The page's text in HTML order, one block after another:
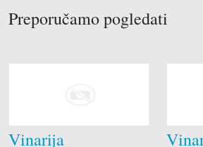
Preporučamo pogledati
Vinarija